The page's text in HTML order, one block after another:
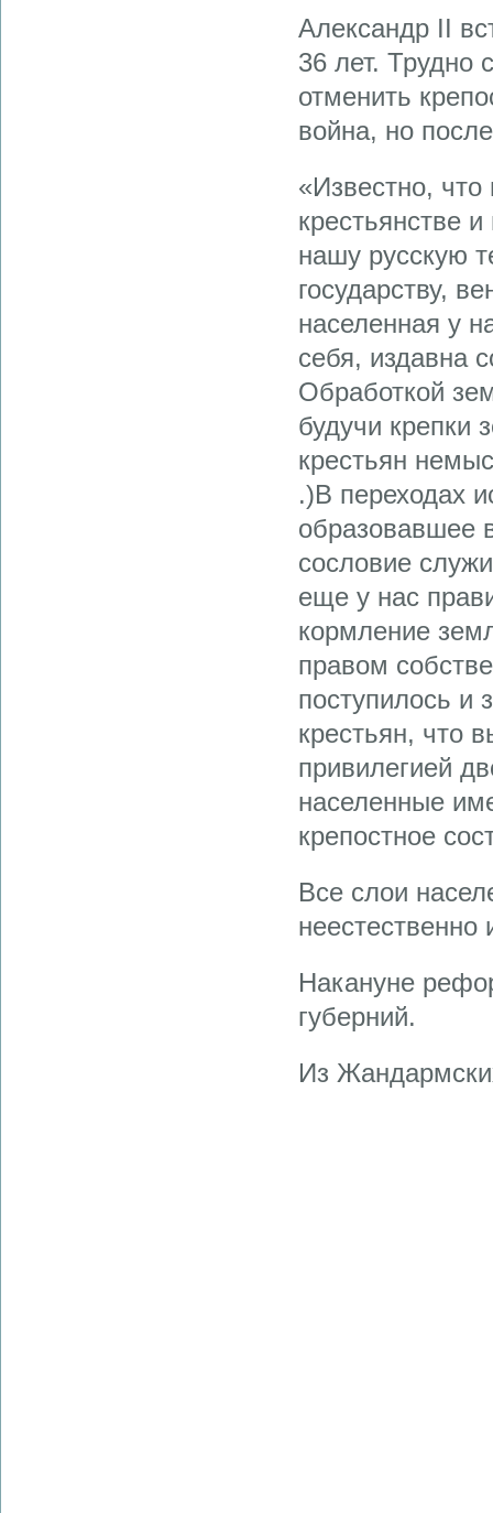
Александр II
36 лет. Трудно
отменить
война, но
«Известно,
крестьянстве
нашу русскую
государству,
населенная у
себя, издавна
Обработкой
будучи крепки
крестьян
.)В переходах
образовавшее
сословие
еще у нас
кормление
правом
поступилось и
крестьян, что
привилегией
населенные
крепостное
Все слои
неестественно
Накануне
губерний.
Из